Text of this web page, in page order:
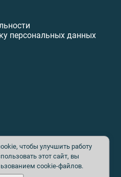
персональных данных
Перепечатка материалов
разрешения. При
обязательна. Редакция не
рекламных материалов. Все
необходимые сертификаты и
чтобы улучшить работу
этот сайт, вы
cookie-файлов.